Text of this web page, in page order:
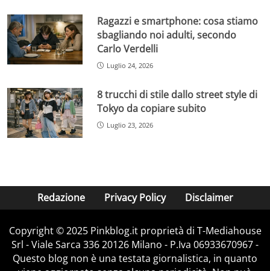
Ragazzi e smartphone: cosa stiamo
sbagliando noi adulti, secondo
Carlo Verdelli
Luglio 24, 2026
8 trucchi di stile dallo street style di
Tokyo da copiare subito
Luglio 23, 2026
Redazione Privacy Policy Disclaimer
Copyright © 2025 Pinkblog.it proprietà di T-Mediahouse
Srl - Viale Sarca 336 20126 Milano - P.Iva 06933670967 -
Questo blog non è una testata giornalistica, in quanto